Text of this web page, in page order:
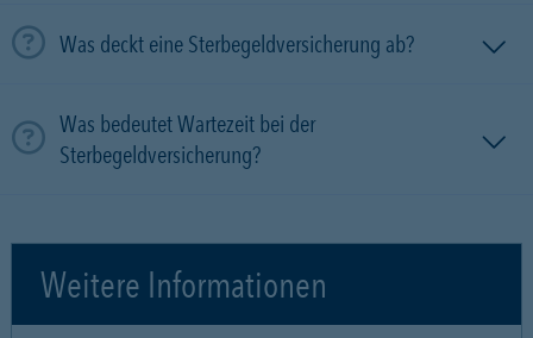
Was deckt eine Sterbegeldversicherung ab?
Was bedeutet Wartezeit bei der
Sterbegeldversicherung?
Weitere Informationen